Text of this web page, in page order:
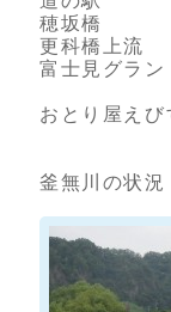
穂坂橋
更科橋上
富士見グラ
おとり屋え
釜無川の状況